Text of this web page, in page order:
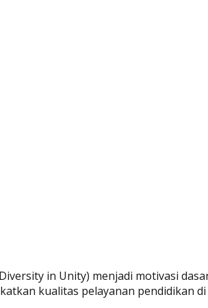
in Unity) menjadi motivasi
kualitas pelayanan pendidikan